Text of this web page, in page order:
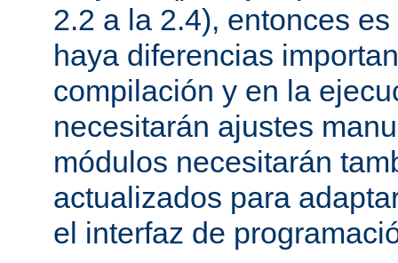
2.2 a la 2.4), entonces
haya diferencias
compilación y en la
necesitarán ajustes
módulos necesitarán
actualizados para
el interfaz de